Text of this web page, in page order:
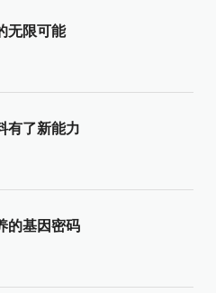
无限可能
有了新能力
的基因密码